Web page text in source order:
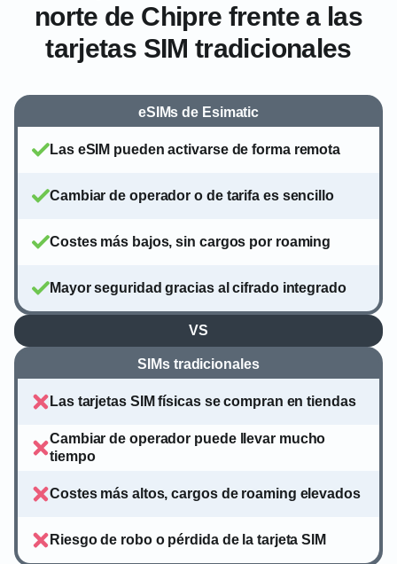
norte de Chipre frente a las
tarjetas SIM tradicionales
eSIMs de Esimatic
Las eSIM pueden activarse de forma remota
Cambiar de operador o de tarifa es sencillo
Costes más bajos, sin cargos por roaming
Mayor seguridad gracias al cifrado integrado
VS
SIMs tradicionales
Las tarjetas SIM físicas se compran en tiendas
Cambiar de operador puede llevar mucho
tiempo
Costes más altos, cargos de roaming elevados
Riesgo de robo o pérdida de la tarjeta SIM